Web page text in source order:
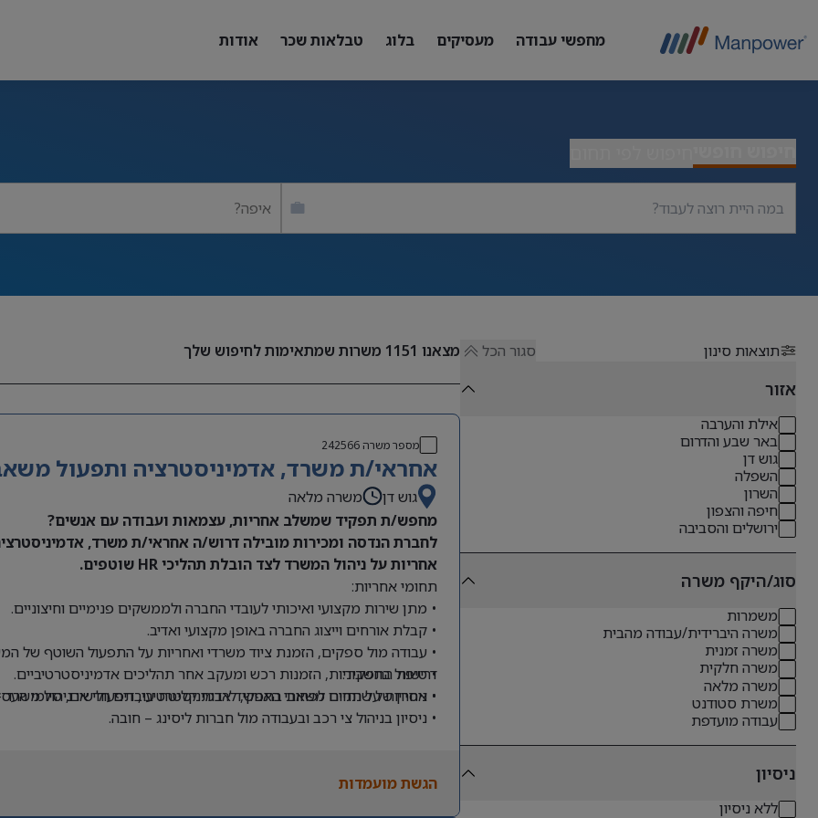
מחפשי עבודה מעסיקים בלוג טבלאות שכר אודות
איפה?
תוצאות סינון סגור הכל
אזור
אילת והערבה
באר שבע והדרום
גוש דן
השפלה
השרון
חיפה והצפון
ירושלים והסביבה
סוג/היקף משרה
משמרות
משרה היברידית/עבודה מהבית
משרה זמנית
משרה חלקית
משרה מלאה
משרת סטודנט
עבודה מועדפת
ניסיון
ללא ניסיון
מצאנו 1151 משרות שמתאימות לחיפוש שלך
מספר משרה242566
אחראי/ת משרד, אדמיניסטרציה ותפעול
גוש דן
משרה מלאה
מחפש/ת תפקיד שמשלב אחריות, עצמאות ועבודה עם אנשים?
לחברת הנדסה ומכירות מובילה דרוש/ה אחראי/ת משרד,
אחריות על ניהול המשרד לצד הובלת תהליכי HR שוטפים.
תחומי אחריות:
• מתן שירות מקצועי ואיכותי לעובדי החברה ולממשקים פנימיים וחיצוניים.
• קבלת אורחים וייצוג החברה באופן מקצועי ואדיב.
• עבודה מול ספקים, הזמנת ציוד משרדי ואחריות על התפעול השוטף של
• טיפול בחשבוניות, הזמנות רכש ומעקב אחר תהליכים אדמיניסטרטיביים.
• אחריות על תחום משאבי האנוש, לרבות קליטת עובדים חדשים, סיומי
דרישות התפקיד:
• ניסיון של שנתיים לפחות בתפקיד אדמיניסטרטיבי, תפעולי או ניהול
• ניסיון בניהול צי רכב ובעבודה מול חברות ליסינג – חובה.
• יכולת ניהול מספר משימות במקביל ותיעדוף משימות.
הגשת מועמדות